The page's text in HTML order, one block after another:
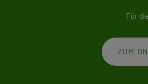
Für
ZUM